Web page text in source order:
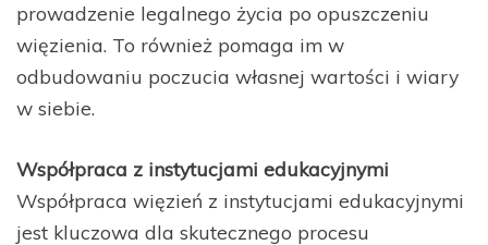
prowadzenie legalnego życia po opuszczeniu
więzienia. To również pomaga im w
odbudowaniu poczucia własnej wartości i wiary
w siebie.
Współpraca z instytucjami edukacyjnymi
Współpraca więzień z instytucjami edukacyjnymi
jest kluczowa dla skutecznego procesu